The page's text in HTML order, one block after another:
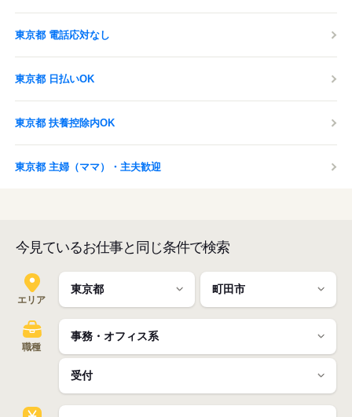
東京都 電話応対なし
東京都 日払いOK
東京都 扶養控除内OK
東京都 主婦（ママ）・主夫歓迎
今見ているお仕事と同じ条件で検索
エリア
職種